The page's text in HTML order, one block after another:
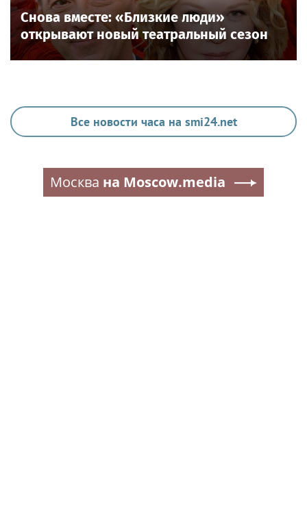
Снова вместе: «Близкие люди»
открывают новый театральный сезон
Все новости часа на smi24.net
Москва на Moscow.media